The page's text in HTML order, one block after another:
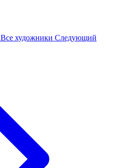
Все художники Следующий